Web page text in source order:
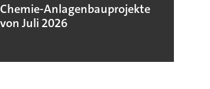
Chemie-Anlagenbauprojekte
von Juli 2026